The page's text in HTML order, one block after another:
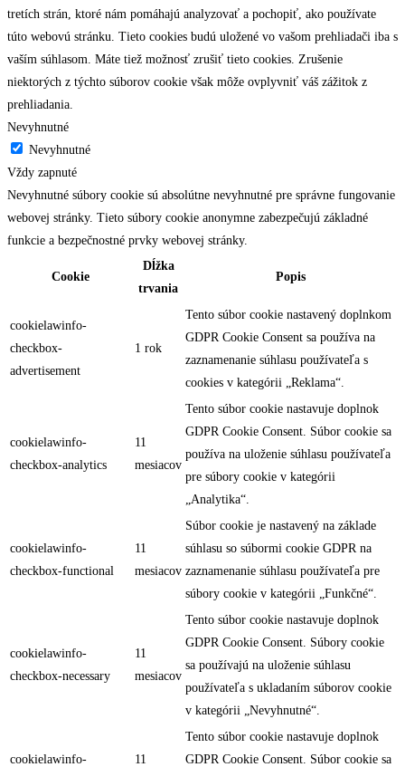
tretích strán, ktoré nám pomáhajú analyzovať a pochopiť, ako používate
túto webovú stránku. Tieto cookies budú uložené vo vašom prehliadači iba s
vaším súhlasom. Máte tiež možnosť zrušiť tieto cookies. Zrušenie
niektorých z týchto súborov cookie však môže ovplyvniť váš zážitok z
prehliadania.
Nevyhnutné
Nevyhnutné
Vždy zapnuté
Nevyhnutné súbory cookie sú absolútne nevyhnutné pre správne fungovanie
webovej stránky. Tieto súbory cookie anonymne zabezpečujú základné
funkcie a bezpečnostné prvky webovej stránky.
Cookie
Dĺžka
trvania
Popis
cookielawinfo-
checkbox-
advertisement
1 rok
Tento súbor cookie nastavený doplnkom
GDPR Cookie Consent sa používa na
zaznamenanie súhlasu používateľa s
cookies v kategórii „Reklama“.
cookielawinfo-
checkbox-analytics
11
mesiacov
Tento súbor cookie nastavuje doplnok
GDPR Cookie Consent. Súbor cookie sa
používa na uloženie súhlasu používateľa
pre súbory cookie v kategórii
„Analytika“.
cookielawinfo-
checkbox-functional
11
mesiacov
Súbor cookie je nastavený na základe
súhlasu so súbormi cookie GDPR na
zaznamenanie súhlasu používateľa pre
súbory cookie v kategórii „Funkčné“.
cookielawinfo-
checkbox-necessary
11
mesiacov
Tento súbor cookie nastavuje doplnok
GDPR Cookie Consent. Súbory cookie
sa používajú na uloženie súhlasu
používateľa s ukladaním súborov cookie
v kategórii „Nevyhnutné“.
cookielawinfo-
11
Tento súbor cookie nastavuje doplnok
GDPR Cookie Consent. Súbor cookie sa